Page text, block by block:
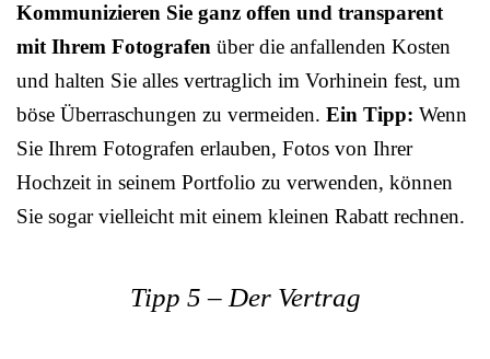
Kommunizieren Sie ganz offen und transparent
mit Ihrem Fotografen über die anfallenden Kosten
und halten Sie alles vertraglich im Vorhinein fest, um
böse Überraschungen zu vermeiden. Ein Tipp: Wenn
Sie Ihrem Fotografen erlauben, Fotos von Ihrer
Hochzeit in seinem Portfolio zu verwenden, können
Sie sogar vielleicht mit einem kleinen Rabatt rechnen.
Tipp 5 – Der Vertrag